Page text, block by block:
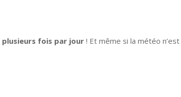
plusieurs fois par jour ! Et même si la météo